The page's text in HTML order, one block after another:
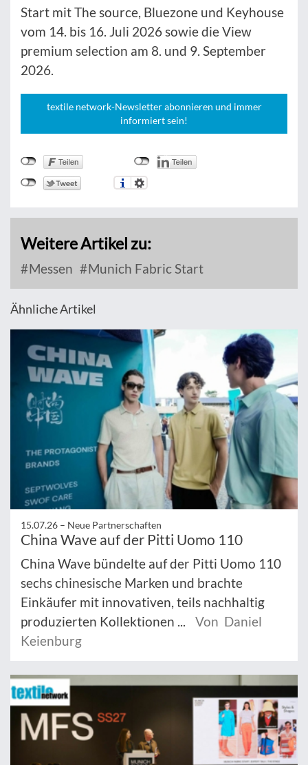
Start mit The source, Bluezone und Keyhouse
vom 14. bis 16. Juli 2026 sowie die View
premium selection am 8. und 9. September
2026.
textile network-Newsletter abonnieren und immer
informiert sein!
Weitere Artikel zu:
Messen Munich Fabric Start
Ähnliche Artikel
15.07.26 – Neue Partnerschaften
China Wave auf der Pitti Uomo 110
China Wave bündelte auf der Pitti Uomo 110
sechs chinesische Marken und brachte
Einkäufer mit innovativen, teils nachhaltig
produzierten Kollektionen ...
Von Daniel
Keienburg